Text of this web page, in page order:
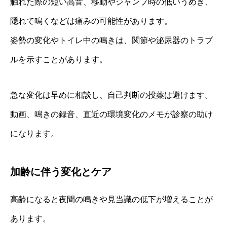
隠れて鳴くなどは痛みの可能性があります。
姿勢の変化やトイレ中の鳴きは、関節や泌尿器のトラブ
ルを示すことがあります。
急な変化は早めに相談し、自己判断の投薬は避けます。
動画、鳴きの録音、直近の環境変化のメモが診察の助け
になります。
加齢に伴う変化とケア
高齢になると夜間の鳴きや見当識の低下が増えることが
あります。